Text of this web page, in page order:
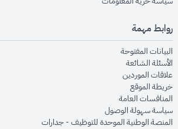
روابط مهمة
البيانات المفتوحةopens in new window
الأسئلة الشائعةopens in new window
علاقات الموردينopens in new window
خريطة الموقعopens in new window
المنافسات العامةopens in new window
سياسة سهولة الوصولopens in new window
المنصة الوطنية الموحدة للتوظيف - جداراتwindow